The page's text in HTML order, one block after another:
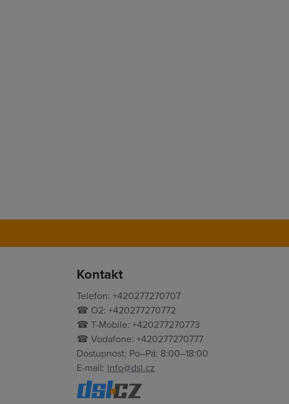
Kontakt
Telefon: +420277270707
☎ O2: +420277270772
☎ T-Mobile: +420277270773
☎ Vodafone: +420277270777
Dostupnost: Po–Pá: 8:00–18:00
E-mail: info@dsl.cz